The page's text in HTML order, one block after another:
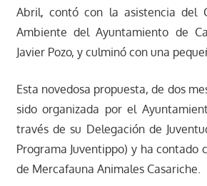
Abril, contó con la asistencia del
Ambiente del Ayuntamiento de
Javier Pozo, y culminó con una
Esta novedosa propuesta, de dos
sido organizada por el
través de su Delegación de
Programa Juventippo) y ha contado
de Mercafauna Animales Casariche.